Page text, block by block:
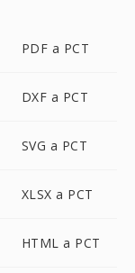
PDF a PCT
DXF a PCT
SVG a PCT
XLSX a PCT
HTML a PCT